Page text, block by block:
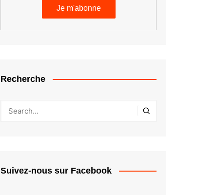
Recherche
Suivez-nous sur Facebook